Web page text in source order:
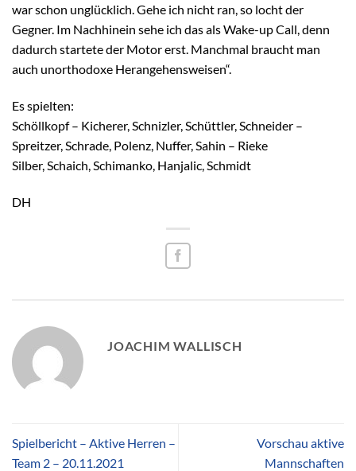
war schon unglücklich. Gehe ich nicht ran, so locht der
Gegner. Im Nachhinein sehe ich das als Wake-up Call, denn
dadurch startete der Motor erst. Manchmal braucht man
auch unorthodoxe Herangehensweisen“.
Es spielten:
Schöllkopf – Kicherer, Schnizler, Schüttler, Schneider –
Spreitzer, Schrade, Polenz, Nuffer, Sahin – Rieke
Silber, Schaich, Schimanko, Hanjalic, Schmidt
DH
JOACHIM WALLISCH
Spielbericht – Aktive Herren –
Team 2 – 20.11.2021
Vorschau aktive
Mannschaften